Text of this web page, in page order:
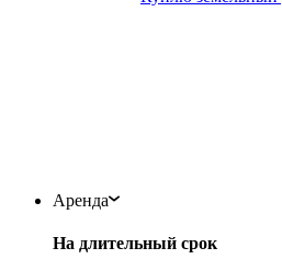
Аренда
На длительный срок